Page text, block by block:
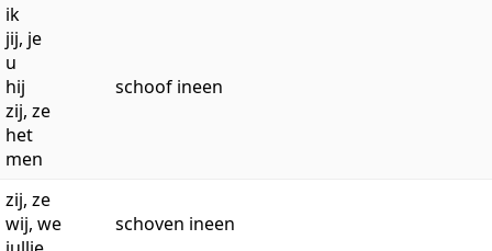
ik
jij, je
u
hij
zij, ze
het
men
schoof ineen
zij, ze
wij, we
schoven ineen